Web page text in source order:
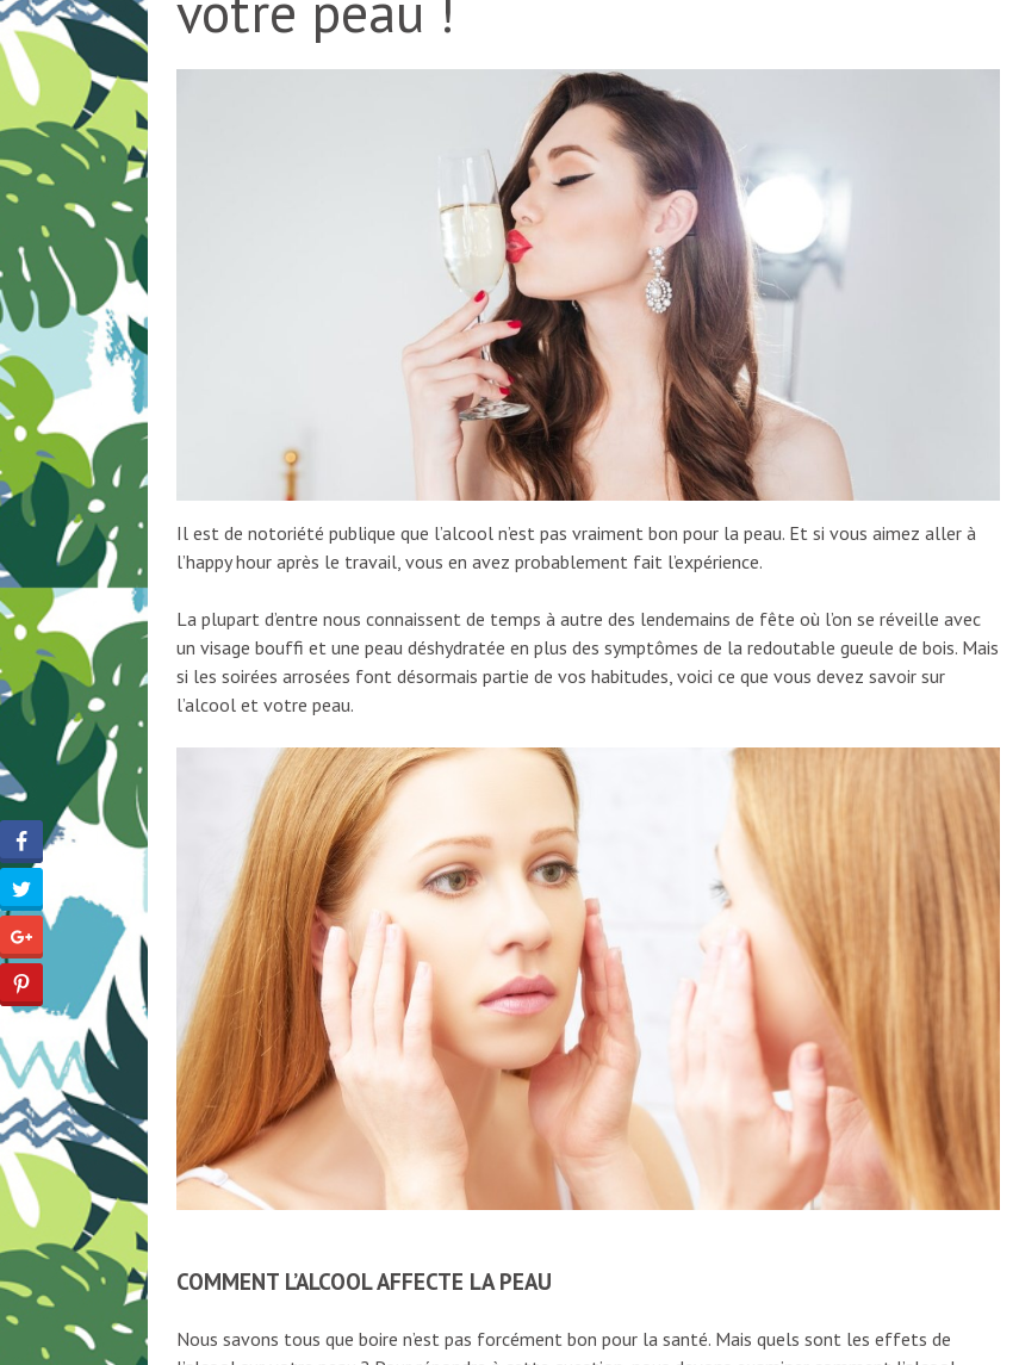
Il est de notoriété publique que l’alcool n’est pas vraiment bon pour la peau. Et si vous aimez aller à
l’happy hour après le travail, vous en avez probablement fait l’expérience.
La plupart d’entre nous connaissent de temps à autre des lendemains de fête où l’on se réveille avec
un visage bouffi et une peau déshydratée en plus des symptômes de la redoutable gueule de bois. Mais
si les soirées arrosées font désormais partie de vos habitudes, voici ce que vous devez savoir sur
l’alcool et votre peau.
COMMENT L’ALCOOL AFFECTE LA PEAU
Nous savons tous que boire n’est pas forcément bon pour la santé. Mais quels sont les effets de